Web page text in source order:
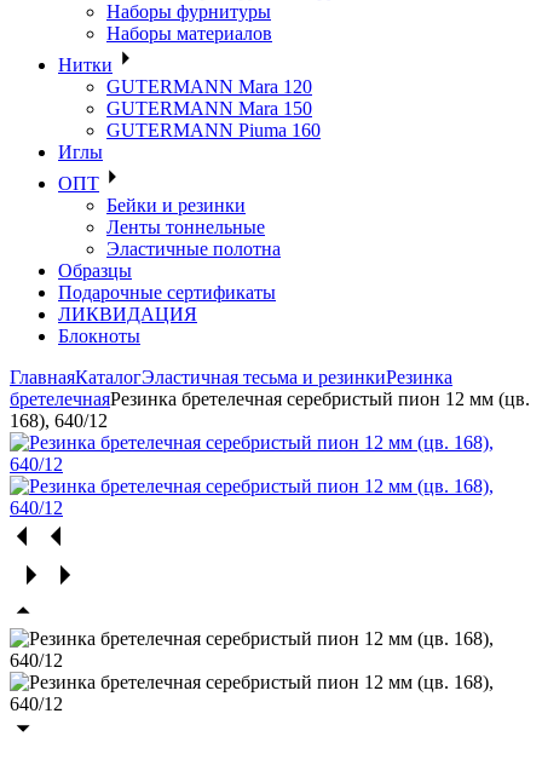
Наборы фурнитуры
Наборы материалов
Нитки
GUTERMANN Mara 120
GUTERMANN Mara 150
GUTERMANN Piuma 160
Иглы
ОПТ
Бейки и резинки
Ленты тоннельные
Эластичные полотна
Образцы
Подарочные сертификаты
ЛИКВИДАЦИЯ
Блокноты
ГлавнаяКаталогЭластичная тесьма и резинкиРезинка
бретелечнаяРезинка бретелечная серебристый пион 12 мм (цв.
168), 640/12